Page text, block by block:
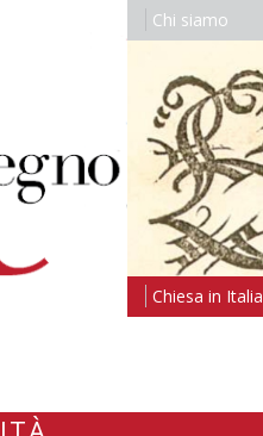
Chi siamo
Chiesa in Italia